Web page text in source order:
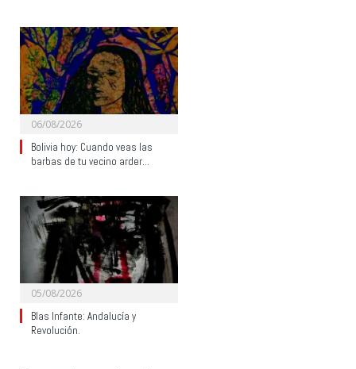
06/08/2026
Bolivia hoy: Cuando veas las
barbas de tu vecino arder…
05/08/2026
Blas Infante: Andalucía y
Revolución.